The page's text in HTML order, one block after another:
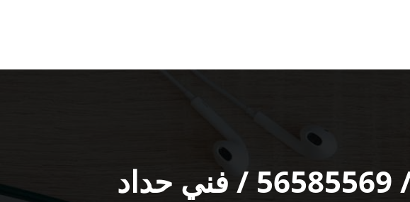
رقم حداد أبواب العارضية الصناعية / 56585569 / فني حداد